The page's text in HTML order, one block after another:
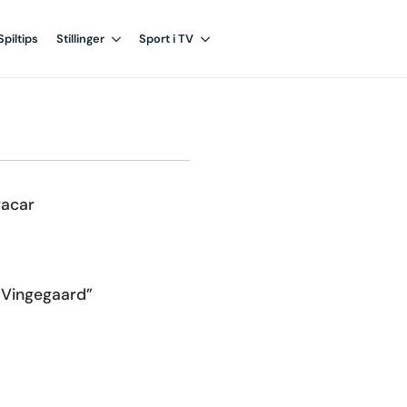
Stillinger Sport i TV